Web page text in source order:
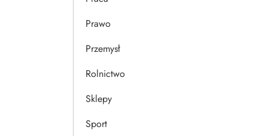
Prawo
Przemysł
Rolnictwo
Sklepy
Sport